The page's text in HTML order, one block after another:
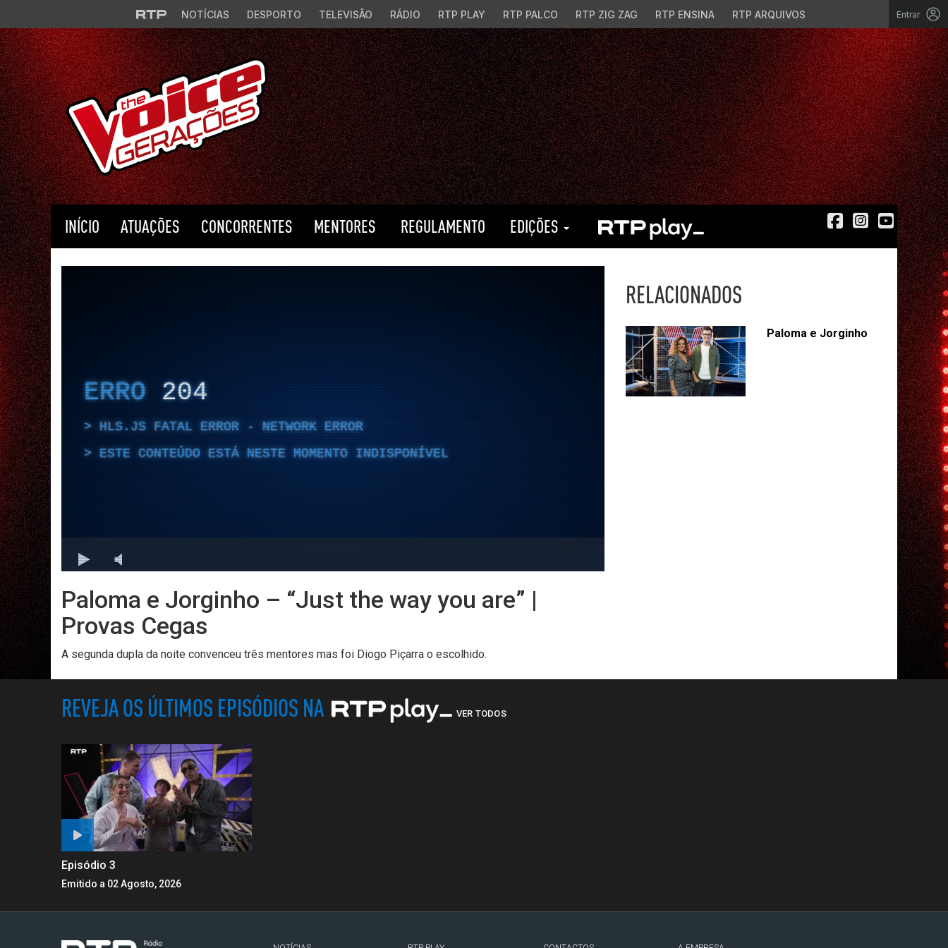
Saltar para o conteúdo principal
NOTÍCIAS DESPORTO TELEVISÃO RÁDIO RTP PLAY RTP PALCO RTP ZIG ZAG RTP ENSINA RTP ARQUIVOS Entrar
INÍCIO ATUAÇÕES CONCORRENTES MENTORES REGULAMENTO EDIÇÕES
Paloma e Jorginho – “Just the way you are” |
Provas Cegas
A segunda dupla da noite convenceu três mentores mas foi Diogo Piçarra o escolhido.
RELACIONADOS
Paloma e Jorginho
REVEJA OS ÚLTIMOS EPISÓDIOS NA VER TODOS
Episódio 3
Emitido a 02 Agosto, 2026